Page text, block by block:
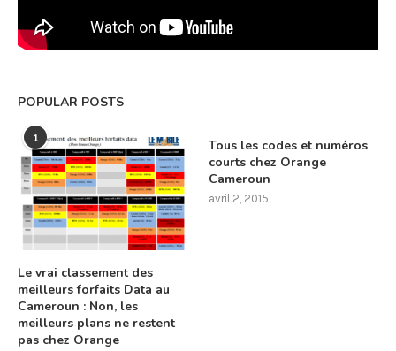
POPULAR POSTS
1
Le vrai classement des
meilleurs forfaits Data au
Cameroun : Non, les
meilleurs plans ne restent
pas chez Orange
Tous les codes et numéros
courts chez Orange
Cameroun
avril 2, 2015